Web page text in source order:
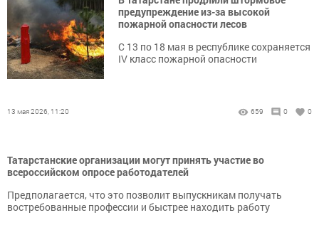
предупреждение из-за высокой
пожарной опасности лесов
С 13 по 18 мая в республике сохраняется
IV класс пожарной опасности
13 мая 2026, 11:20 659 0 0
Татарстанские организации могут принять участие во
всероссийском опросе работодателей
Предполагается, что это позволит выпускникам получать
востребованные профессии и быстрее находить работу